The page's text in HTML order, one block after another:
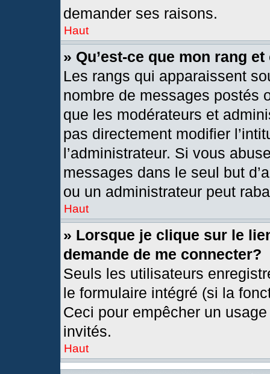
demander ses raisons.
Haut
» Qu’est-ce que mon rang
Les rangs qui apparaissent
nombre de messages postés
que les modérateurs et
pas directement modifier
l’administrateur. Si vous
messages dans le seul but
ou un administrateur peut
Haut
» Lorsque je clique sur le
demande de me connecter?
Seuls les utilisateurs
le formulaire intégré (si la
Ceci pour empêcher un
invités.
Haut